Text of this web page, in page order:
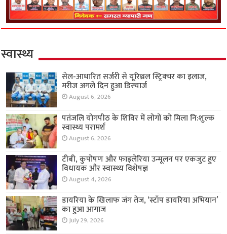
स्वास्थ्य
सेल-आधारित सर्जरी से यूरिथ्रल स्ट्रिक्चर का इलाज,
मरीज अगले दिन हुआ डिस्चार्ज
August 6, 2026
पतंजलि योगपीठ के शिविर में लोगों को मिला नि:शुल्क
स्वास्थ्य परामर्श
August 6, 2026
टीबी, कुपोषण और फाइलेरिया उन्मूलन पर एकजुट हुए
विधायक और स्वास्थ्य विशेषज्ञ
August 4, 2026
डायरिया के खिलाफ जंग तेज, ‘स्टॉप डायरिया अभियान’
का हुआ आगाज
July 29, 2026